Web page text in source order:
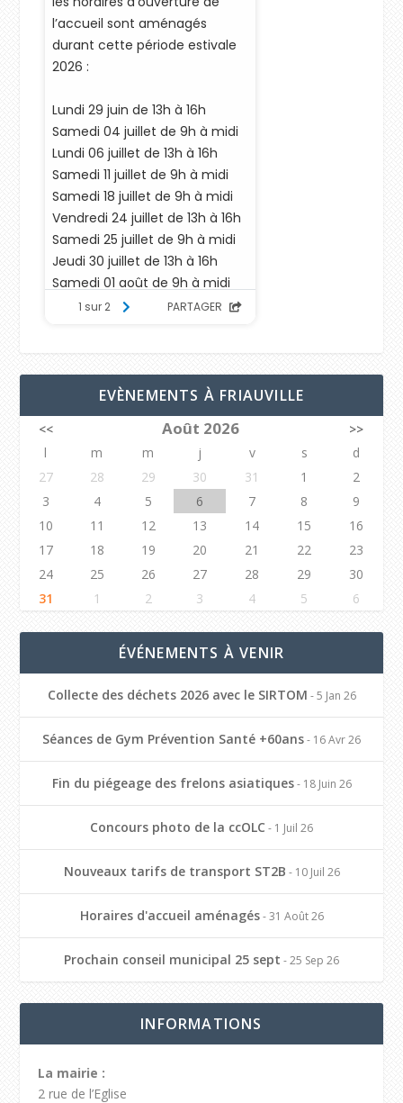
EVÈNEMENTS À FRIAUVILLE
<< Août 2026
>>
l
m m j v s
d
27
28 29 30 31 1
2
3
4 5 6 7 8
9
10
11 12 13 14 15
16
17
18 19 20 21 22
23
24
25 26 27 28 29
30
31
1 2 3 4 5 6
ÉVÉNEMENTS À VENIR
Collecte des déchets 2026 avec le SIRTOM - 5 Jan 26
Séances de Gym Prévention Santé +60ans- 16 Avr 26
Fin du piégeage des frelons asiatiques- 18 Juin 26
Concours photo de la ccOLC - 1 Juil 26
Nouveaux tarifs de transport ST2B - 10 Juil 26
Horaires d'accueil aménagés- 31 Août 26
Prochain conseil municipal 25 sept - 25 Sep 26
INFORMATIONS
La mairie :
2 rue de l’Eglise